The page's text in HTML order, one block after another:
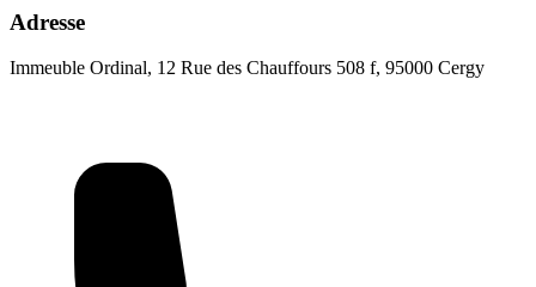
Adresse
Immeuble Ordinal, 12 Rue des Chauffours 508 f, 95000 Cergy